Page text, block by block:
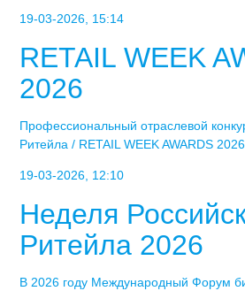
19-03-2026, 15:14
RETAIL WEEK
2026
Профессиональный отраслевой
Ритейла / RETAIL WEEK AWARDS 2026.
19-03-2026, 12:10
Неделя
Ритейла 2026
В 2026 году Международный Форум